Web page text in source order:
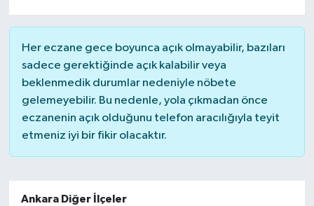
Her eczane gece boyunca açık olmayabilir, bazıları
sadece gerektiğinde açık kalabilir veya
beklenmedik durumlar nedeniyle nöbete
gelemeyebilir. Bu nedenle, yola çıkmadan önce
eczanenin açık olduğunu telefon aracılığıyla teyit
etmeniz iyi bir fikir olacaktır.
Ankara Diğer İlçeler